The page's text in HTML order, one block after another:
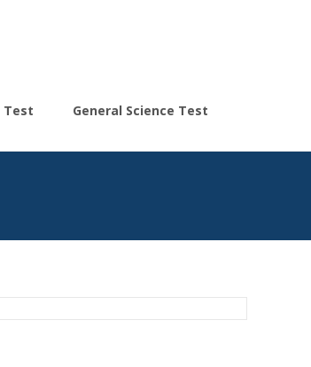
Test General Science Test